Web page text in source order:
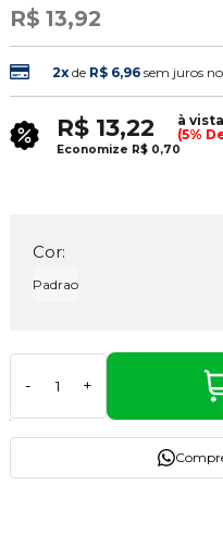
R$ 13,92
2xde R$ 6,96 sem juros
R$ 13,22
à
(5%
Economize R$ 0,70
Cor:
Padrao
- +